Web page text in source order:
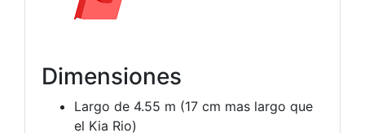
Dimensiones
Largo de 4.55 m (17 cm mas largo que
el Kia Rio)